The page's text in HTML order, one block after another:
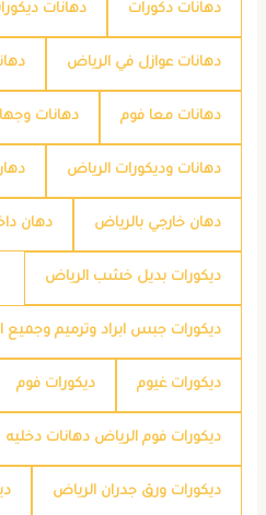
دهانات دكورات دهانات ديكورات
دهانات عوازل في الرياض
دهانات معا فوم دهانات
دهانات وديكورات الرياض
دهان خارجي بالرياض دهان
ديكورات بديل خشب الرياض
ديكورات جبس ابراد وترميم وجميع
ديكورات غيوم ديكورات فوم
ديكورات فوم الرياض دهانات دخليه
ديكورات ورق جدران الرياض